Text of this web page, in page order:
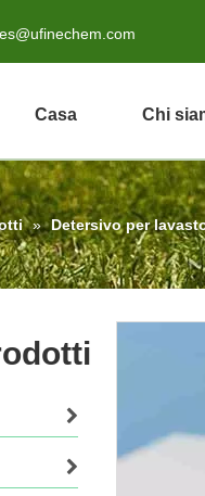
Casa Chi
» Detersivo per